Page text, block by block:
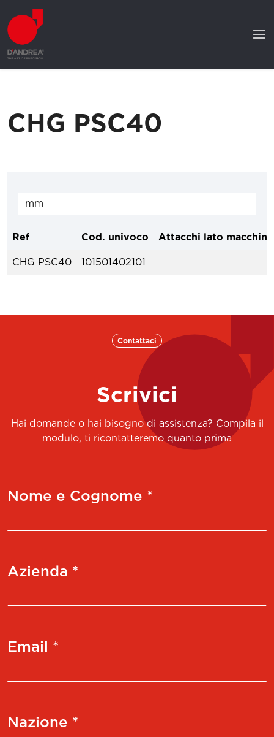
CHG PSC40
Ref Cod. univoco Attacchi lato macchina
CHG PSC40 101501402101
Contattaci
Scrivici
Hai domande o hai bisogno di assistenza? Compila il
modulo, ti ricontatteremo quanto prima
Nome e Cognome *
Azienda *
Email *
Nazione *